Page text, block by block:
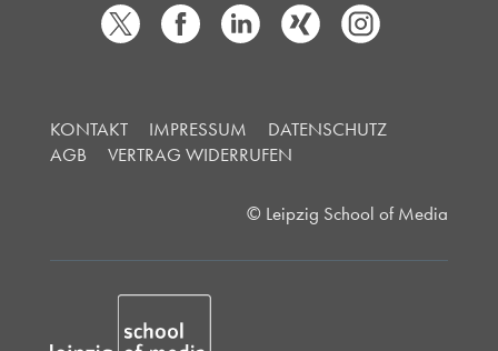
KONTAKT IMPRESSUM
DATENSCHUTZ
AGB
VERTRAG WIDERRUFEN
© Leipzig School of Media